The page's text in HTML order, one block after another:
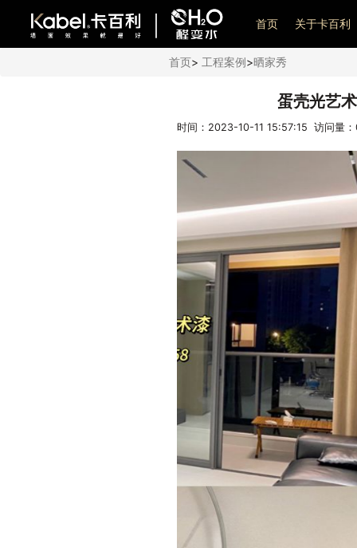
艺术漆加盟
首页 关于卡百利
首页> 工程案例>晒家秀
蛋壳光艺
时间：2023-10-11 15:57:15 访问量：